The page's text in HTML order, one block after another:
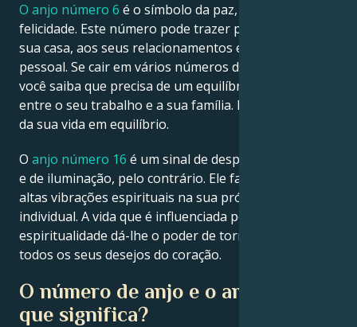
O anjo número 6 é o símbolo da paz, do amor e da
felicidade. Este número pode trazer paz e harmonia à
sua casa, aos seus relacionamentos e à sua vida
pessoal. Se cair em vários números de anjo para que
você saiba que precisa de um equilíbrio perfeito
entre o seu trabalho e a sua família. Deve ter 100%
da sua vida em equilíbrio.
O anjo número 16 é um sinal de despertar espiritual
e de iluminação, pelo contrário. Ele faz emergir as
altas vibrações espirituais na sua própria vida
individual. A vida que é influenciada pela
espiritualidade dá-lhe o poder de tornar realidade
todos os seus desejos do coração.
O número de anjo e o amor – o
que significa?